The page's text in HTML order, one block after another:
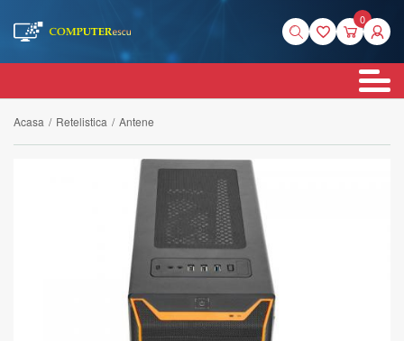
0
Acasa / Retelistica / Antene